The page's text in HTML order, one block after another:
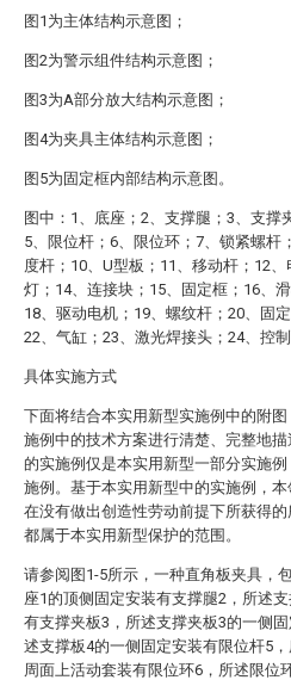
图1为主体结构示意图；
图2为警示组件结构示意图；
图3为A部分放大结构示意图；
图4为夹具主体结构示意图；
图5为固定框内部结构示意图。
图中：1、底座；2、支撑腿；3、支撑
5、限位杆；6、限位环；7、锁紧螺杆
度杆；10、U型板；11、移动杆；12
灯；14、连接块；15、固定框；16、
18、驱动电机；19、螺纹杆；20、固
22、气缸；23、激光焊接头；24、控制
具体实施方式
下面将结合本实用新型实施例中的附
施例中的技术方案进行清楚、完整地
的实施例仅是本实用新型一部分实施
施例。基于本实用新型中的实施例，
在没有做出创造性劳动前提下所获得的
都属于本实用新型保护的范围。
请参阅图1-5所示，一种直角板夹具，
座1的顶侧固定安装有支撑腿2，所述
有支撑夹板3，所述支撑夹板3的一侧
述支撑板4的一侧固定安装有限位杆5
周面上活动套装有限位环6，所述限位